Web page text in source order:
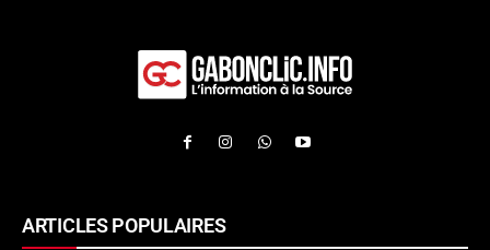
ARTICLES POPULAIRES